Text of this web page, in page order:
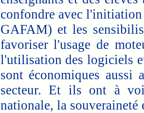
confondre avec
GAFAM) et les
favoriser l'usage de
l'utilisation des logiciels
sont économiques aussi
secteur. Et ils ont à
nationale, la souveraineté